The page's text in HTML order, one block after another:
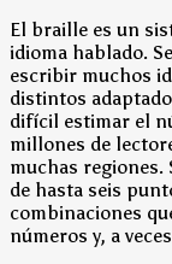
El braille es un
idioma hablado.
escribir muchos
distintos
difícil estimar el
millones de
muchas regiones.
de hasta seis
combinaciones
números y, a